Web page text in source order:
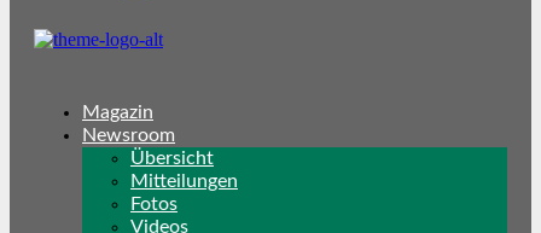
Magazin
Newsroom
Übersicht
Mitteilungen
Fotos
Videos